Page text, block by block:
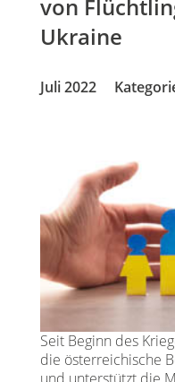
von
Ukraine
Juli 2022
Seit Beginn des
die österreichische